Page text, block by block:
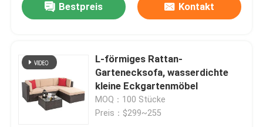
Bestpreis Kontakt
L-förmiges Rattan-
Gartenecksofa, wasserdichte
kleine Eckgartenmöbel
MOQ：100 Stücke
Preis：$299~255